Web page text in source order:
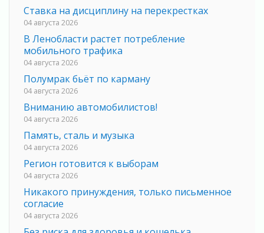
Ставка на дисциплину на перекрестках
04 августа 2026
В Ленобласти растет потребление
мобильного трафика
04 августа 2026
Полумрак бьёт по карману
04 августа 2026
Вниманию автомобилистов!
04 августа 2026
Память, сталь и музыка
04 августа 2026
Регион готовится к выборам
04 августа 2026
Никакого принуждения, только письменное
согласие
04 августа 2026